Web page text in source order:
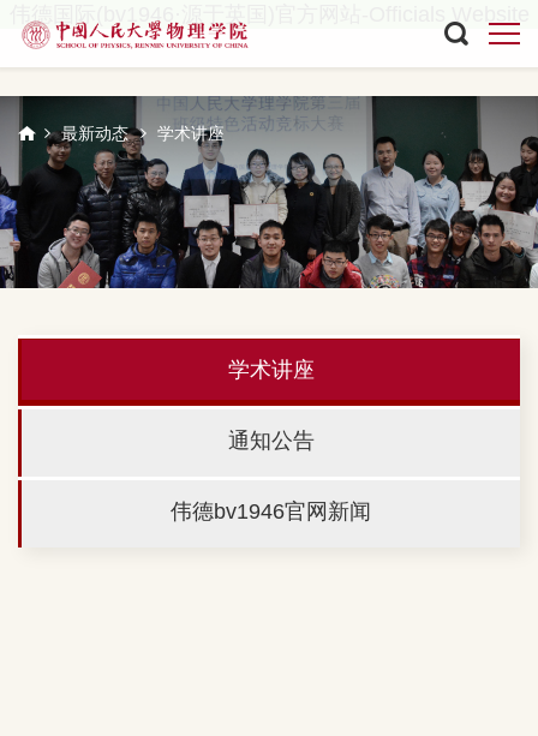
伟德国际(bv1946·源于英国)官方网站-Officials Website
最新动态 学术讲座
学术讲座
通知公告
伟德bv1946官网新闻